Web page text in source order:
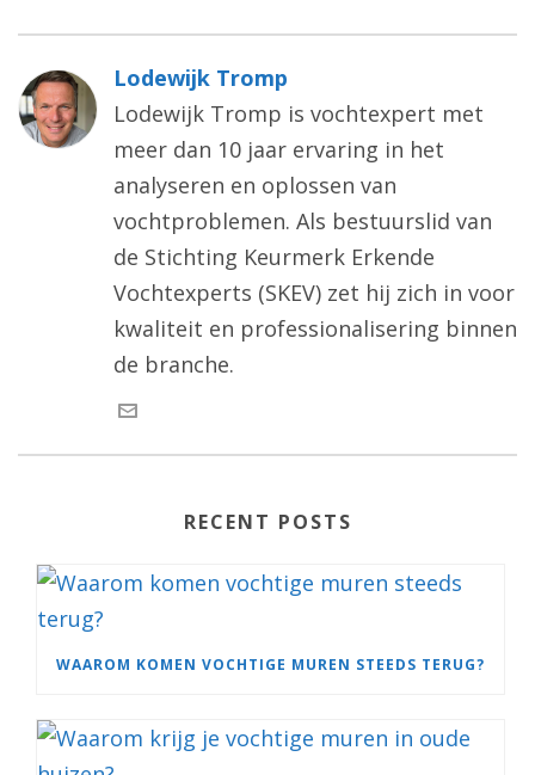
Lodewijk Tromp
Lodewijk Tromp is vochtexpert met
meer dan 10 jaar ervaring in het
analyseren en oplossen van
vochtproblemen. Als bestuurslid van
de Stichting Keurmerk Erkende
Vochtexperts (SKEV) zet hij zich in voor
kwaliteit en professionalisering binnen
de branche.
RECENT POSTS
WAAROM KOMEN VOCHTIGE MUREN STEEDS TERUG?